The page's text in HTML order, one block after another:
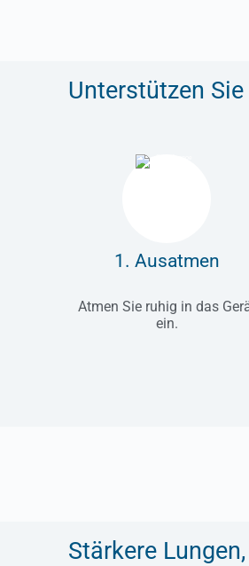
Unterstützen
1. Ausatmen
Atmen Sie ruhig in das
ein.
Stärkere